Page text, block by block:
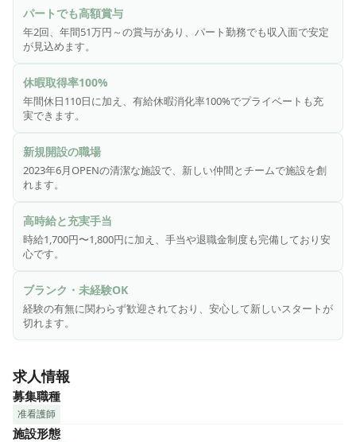
緒に作り上げていく楽しさがありますよ♪
【当求人のメリットポイント】
・賞与年2回（年間510,000円〜）
・手当がかなり充実！！ ※詳細は「福利厚生」のところをご
覧ください
・週休2日制
・有給消化率100%取得可能
・年間休日110日 ※有給休暇は含んでおりません
・退職金制度（※試用期間は対象外）
------------------------
入居者様のケア全般（食事・入浴・排泄・口腔ケアなど）を
行っていただきます。
ケアスタッフ・施設長・その他管理者が１つのチームとして
運営を行っています。
ブランクOK|年間休日120日以上|正社員登用|資格手当|退職
金制度|賞与あり|昇給あり|未経験歓迎
パートでも高額賞与
年2回、年間51万円～の賞与があり、パート勤務でも収入面で安定
が見込めます。
休暇取得率100%
年間休日110日に加え、有給休暇消化率100%でプライベートも充
実できます。
新規開設の職場
2023年6月OPENの清潔な施設で、新しい仲間とチームで施設を創
れます。
高時給と充実手当
時給1,700円〜1,800円に加え、手当や退職金制度も完備しており安
心です。
ブランク・未経験OK
経験の有無に関わらず歓迎されており、安心して新しいスタートが
切れます。
求人情報
募集職種
准看護師
施設形態